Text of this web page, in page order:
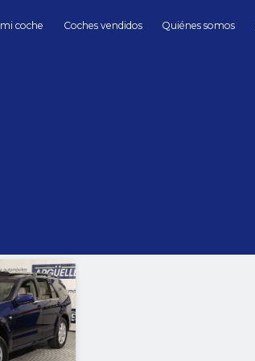
coche Coches vendidos Quiénes somos